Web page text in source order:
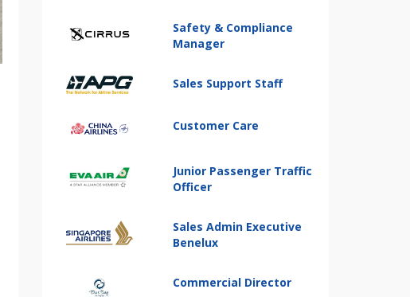
Safety & Compliance
Manager
Sales Support Staff
Customer Care
Junior Passenger Traffic
Officer
Sales Admin Executive
Benelux
Commercial Director